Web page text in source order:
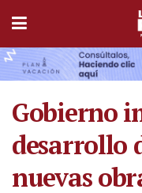
Gobierno
desarrollo
nuevas